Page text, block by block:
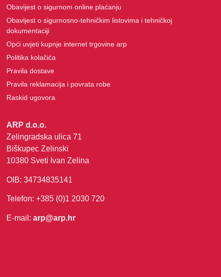
Obavijest o sigurnom online plaćanju
Obavijest o sigurnosno-tehničkim listovima i tehničkoj
dokumentaciji
Opći uvjeti kupnje internet trgovine arp
Politika kolačića
Pravila dostave
Pravila reklamacija i povrata robe
Raskid ugovora
ARP d.o.o.
Zelingradska ulica 71
Biškupec Zelinski
10380 Sveti Ivan Zelina
OIB: 34734835141
Telefon: +385 (0)1 2030 720
E-mail: arp@arp.hr